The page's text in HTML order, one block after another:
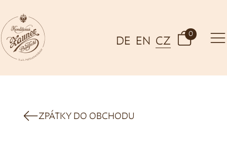
DE EN CZ
0
ZPÁTKY DO OBCHODU